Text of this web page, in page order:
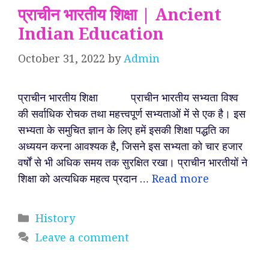
प्राचीन भारतीय शिक्षा | Ancient
Indian Education
October 31, 2022 byAdmin
प्राचीन भारतीय शिक्षा प्राचीन भारतीय सभ्यता विश्व
की सर्वाधिक रोचक तथा महत्त्वपूर्ण सभ्यताओं में से एक है। इस
सभ्यता के समुचित ज्ञान के लिए हमें इसकी शिक्षा पद्धति का
अध्ययन करना आवश्यक है, जिसने इस सभ्यता को चार हजार
वर्षों से भी अधिक समय तक सुरक्षित रखा। प्राचीन भारतीयों ने
शिक्षा को अत्यधिक महत्व प्रदान … Read more
Categories
History
Leave a comment